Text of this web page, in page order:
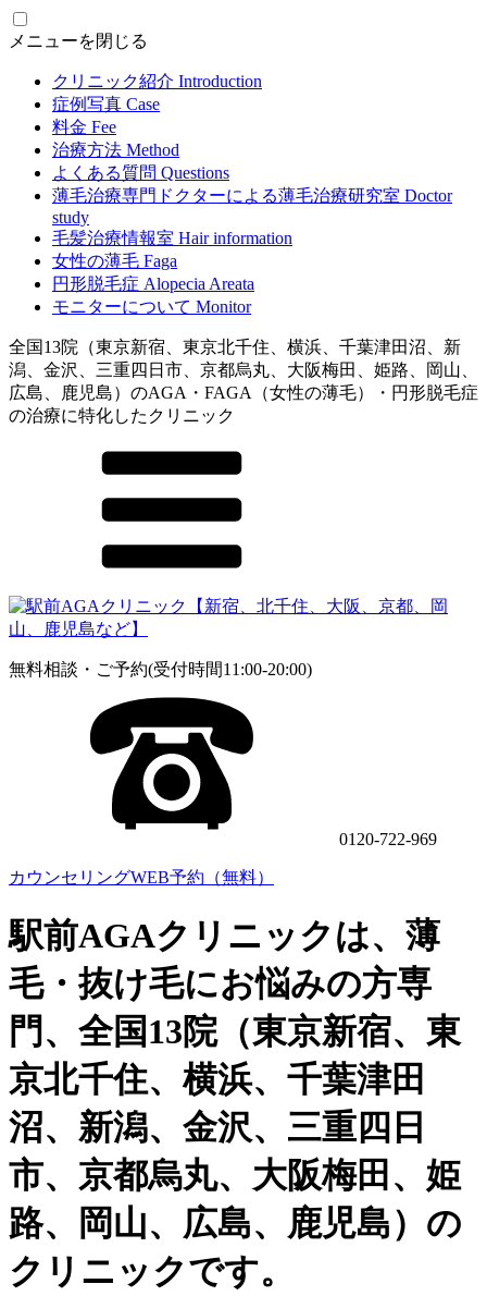
メニューを閉じる
クリニック紹介 Introduction
症例写真 Case
料金 Fee
治療方法 Method
よくある質問 Questions
薄毛治療専門ドクターによる薄毛治療研究室 Doctor
study
毛髪治療情報室 Hair information
女性の薄毛 Faga
円形脱毛症 Alopecia Areata
モニターについて Monitor
全国13院（東京新宿、東京北千住、横浜、千葉津田沼、新
潟、金沢、三重四日市、京都烏丸、大阪梅田、姫路、岡山、
広島、鹿児島）のAGA・FAGA（女性の薄毛）・円形脱毛症
の治療に特化したクリニック
無料相談・ご予約(受付時間11:00-20:00)
0120-722-969
カウンセリングWEB予約（無料）
駅前AGAクリニックは、薄
毛・抜け毛にお悩みの方専
門、全国13院（東京新宿、東
京北千住、横浜、千葉津田
沼、新潟、金沢、三重四日
市、京都烏丸、大阪梅田、姫
路、岡山、広島、鹿児島）の
クリニックです。